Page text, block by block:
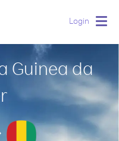
Login
Guinea da